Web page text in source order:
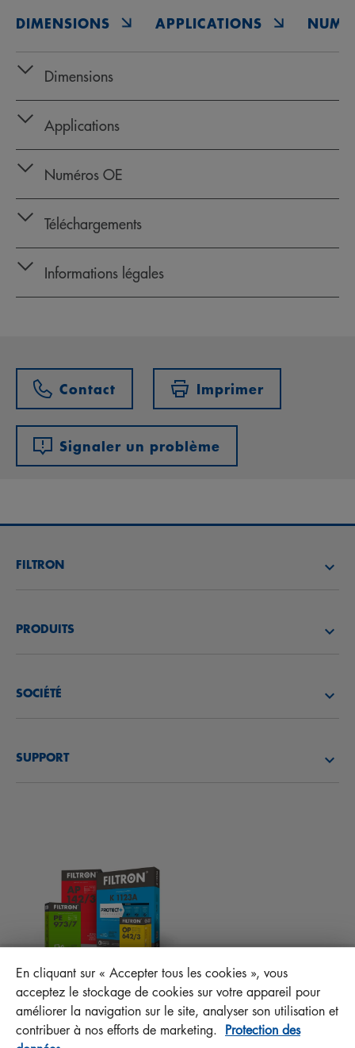
DIMENSIONS APPLICATIONS
Dimensions
Applications
Numéros OE
Téléchargements
Informations légales
Contact Imprimer
Signaler un problème
FILTRON
TROUVEZ UN DISTRIBUTEUR
PRODUITS
PROTECT+
SOCIÉTÉ
SUPPORT
FAQ
MANN+HUMMEL FT Poland
Sp. z o. o. Sp. k.
ul. Wrocławska 145, 63-800 GOSTYŃ, POLAND
En cliquant sur « Accepter tous les cookies », vous
acceptez le stockage de cookies sur votre appareil pour
améliorer la navigation sur le site, analyser son utilisation et
contribuer à nos efforts de marketing. Protection des